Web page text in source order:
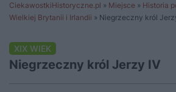
CiekawostkiHistoryczne.pl » Miejsce » Historia
Wielkiej Brytanii i Irlandii » Niegrzeczny król
XIX WIEK
Niegrzeczny król Jerzy IV